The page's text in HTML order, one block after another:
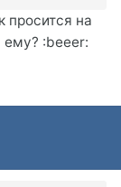
просится на
:beeer: